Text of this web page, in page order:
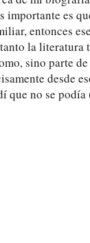
importante es
entonces
la
sino parte
desde
que no se